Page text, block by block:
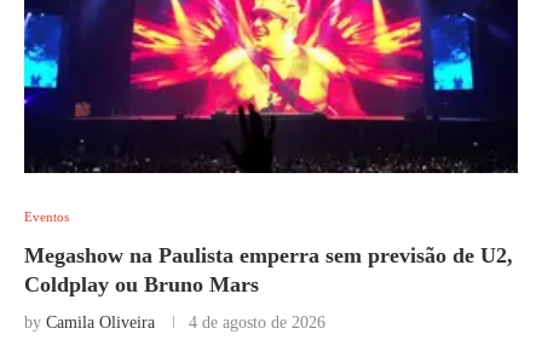
Eventos
Megashow na Paulista emperra sem previsão de U2,
Coldplay ou Bruno Mars
by Camila Oliveira 4 de agosto de 2026